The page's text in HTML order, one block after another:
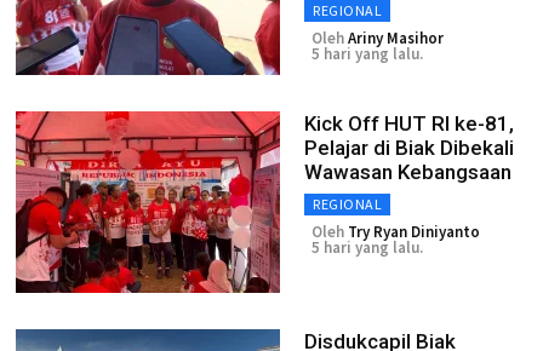
REGIONAL
OlehAriny Masihor
5 hari yang lalu.
Kick Off HUT RI ke-81,
Pelajar di Biak Dibekali
Wawasan Kebangsaan
REGIONAL
Oleh Try Ryan Diniyanto
5 hari yang lalu.
Disdukcapil Biak